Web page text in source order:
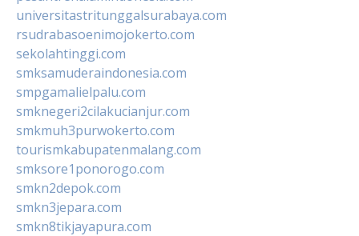
universitastritunggalsurabaya.com
rsudrabasoenimojokerto.com
sekolahtinggi.com
smksamuderaindonesia.com
smpgamalielpalu.com
smknegeri2cilakucianjur.com
smkmuh3purwokerto.com
tourismkabupatenmalang.com
smksore1ponorogo.com
smkn2depok.com
smkn3jepara.com
smkn8tikjayapura.com